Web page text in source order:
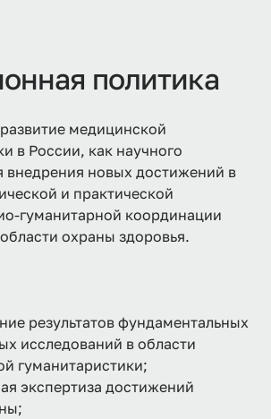
политика
медицинской
в России, как научного
внедрения новых достижений в
и практической
гуманитарной координации
охраны здоровья.
результатов фундаментальных
исследований в области
гуманитаристики;
экспертиза достижений